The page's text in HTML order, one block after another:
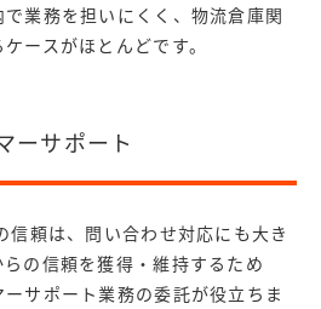
業務を担いにくく、物流倉庫関
ースがほとんどです。
ーサポート
信頼は、問い合わせ対応にも大き
の信頼を獲得・維持するため
サポート業務の委託が役立ちま